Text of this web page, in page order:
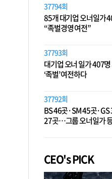
37794회
85개 대기업 오너일가
“족벌경영 여전”
37793회
대기업 오너 일가 407
‘족벌’ 여전하다
37792회
BS 46곳·SM 45곳
27곳…그룹 오너일가
CEO's PICK